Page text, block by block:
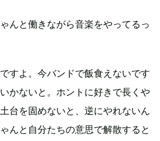
んと働きながら音楽をやってるっ
すよ。今バンドで飯食えないです
かないと。ホントに好きで長くや
台を固めないと、逆にやれないん
んと自分たちの意思で解散すると